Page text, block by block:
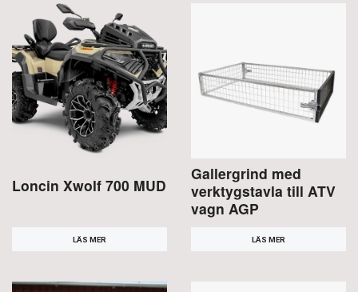
Loncin Xwolf 700 MUD
LÄS MER
Gallergrind med
verktygstavla till ATV
vagn AGP
LÄS MER